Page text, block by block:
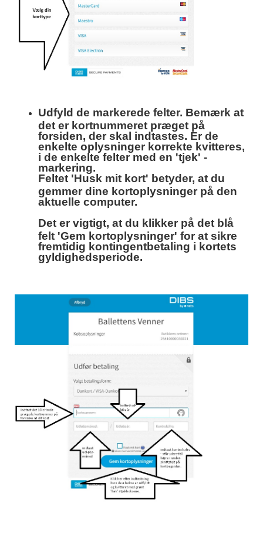
Udfyld de markerede felter. Bemærk at
det er kortnummeret præget på
forsiden, der skal indtastes. Er de
enkelte oplysninger korrekte kvitteres,
i de enkelte felter med en 'tjek' -
markering.
Feltet 'Husk mit kort' betyder, at du
gemmer dine kortoplysninger på den
aktuelle computer.
Det er vigtigt, at du klikker på det blå
felt 'Gem kortoplysninger' for at sikre
fremtidig kontingentbetaling i kortets
gyldighedsperiode.